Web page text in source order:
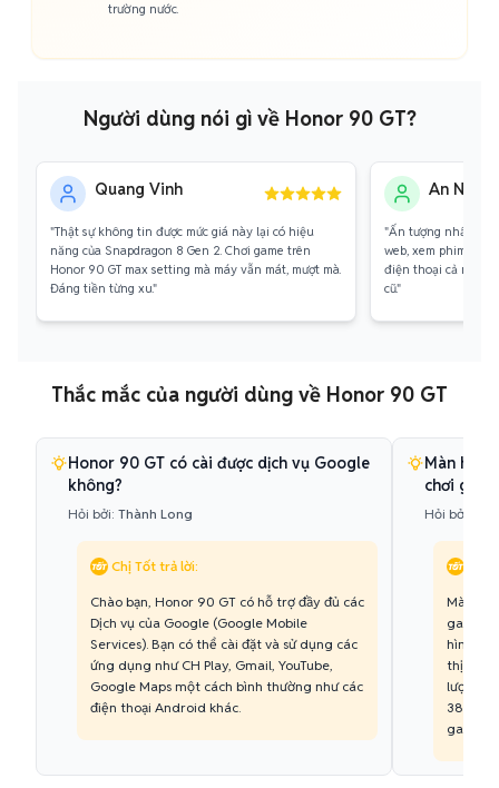
trường nước.
Người dùng nói gì về Honor 90 GT?
Quang Vinh
"Thật sự không tin được mức giá này lại có hiệu
năng của Snapdragon 8 Gen 2. Chơi game trên
Honor 90 GT max setting mà máy vẫn mát, mượt mà.
Đáng tiền từng xu."
An Nhiên
"Ấn tượng nhất là
web, xem phim trên
điện thoại cả ngày
cũ."
Thắc mắc của người dùng về Honor 90 GT
Honor 90 GT có cài được dịch vụ Google
không?
Hỏi bởi: Thành Long
Chị Tốt trả lời:
Chào bạn, Honor 90 GT có hỗ trợ đầy đủ các
Dịch vụ của Google (Google Mobile
Services). Bạn có thể cài đặt và sử dụng các
ứng dụng như CH Play, Gmail, YouTube,
Google Maps một cách bình thường như các
điện thoại Android khác.
Màn hình
chơi
Hỏi bởi:
Màn
game
hình
thị C1
lượng
3840Hz
game